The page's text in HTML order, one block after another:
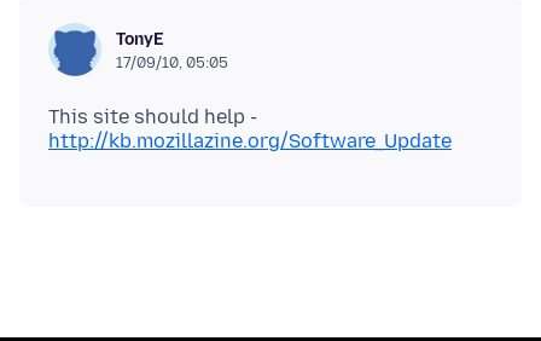
TonyE
17/09/10, 05:05
This site should help -
http://kb.mozillazine.org/Software_Update